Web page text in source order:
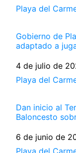
Respecto a
Playa del
Gobierno de
adaptado a
Fecha
4 de julio de
Respecto a
Playa del
Dan inicio al
Baloncesto
Fecha
6 de junio de
Respecto a
Playa del